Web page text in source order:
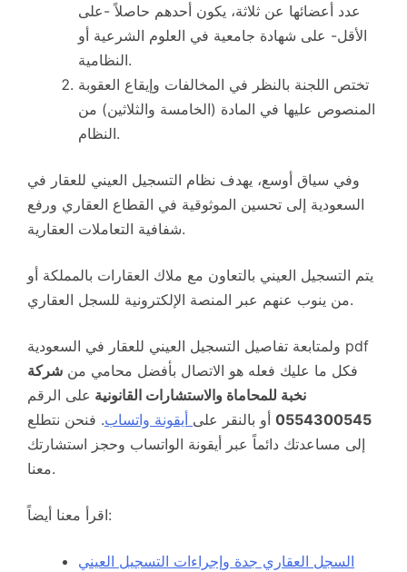
عدد أعضائها عن ثلاثة، يكون أحدهم حاصلاً -على
الأقل- على شهادة جامعية في العلوم الشرعية أو
النظامية.
تختص اللجنة بالنظر في المخالفات وإيقاع العقوبة
المنصوص عليها في المادة (الخامسة والثلاثين) من
النظام.
وفي سياق أوسع، يهدف نظام التسجيل العيني للعقار في
السعودية إلى تحسين الموثوقية في القطاع العقاري ورفع
شفافية التعاملات العقارية.
يتم التسجيل العيني بالتعاون مع ملاك العقارات بالمملكة أو
من ينوب عنهم عبر المنصة الإلكترونية للسجل العقاري.
ولمتابعة تفاصيل التسجيل العيني للعقار في السعودية pdf
فكل ما عليك فعله هو الاتصال بأفضل محامي من شركة
نخبة للمحاماة والاستشارات القانونية على الرقم
0554300545 أو بالنقر على أيقونة واتساب. فنحن نتطلع
إلى مساعدتك دائماً عبر أيقونة الواتساب وحجز استشارتك
معنا.
اقرأ معنا أيضاً:
السجل العقاري جدة وإجراءات التسجيل العيني